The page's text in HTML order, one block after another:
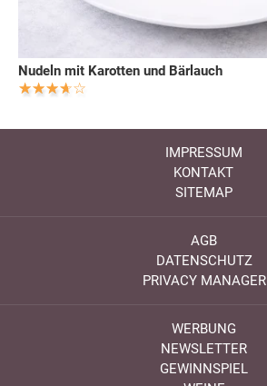
Nudeln mit Karotten und Bärlauch
IMPRESSUM
KONTAKT
SITEMAP
AGB
DATENSCHUTZ
PRIVACY MANAGER
WERBUNG
NEWSLETTER
GEWINNSPIEL